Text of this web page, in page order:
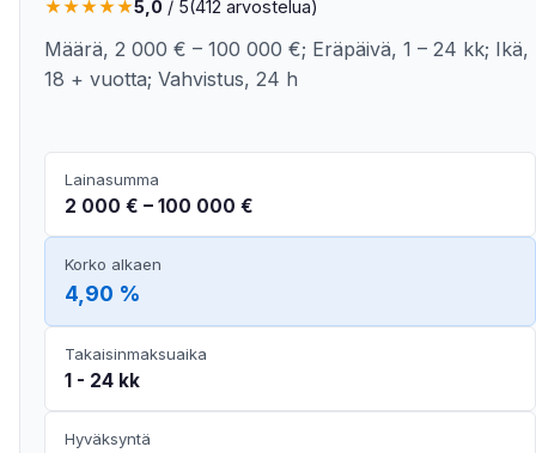
★★★★★5,0 / 5(412 arvostelua)
Määrä, 2 000 € – 100 000 €; Eräpäivä, 1 – 24 kk; Ikä,
18 + vuotta; Vahvistus, 24 h
Lainasumma
2 000 € – 100 000 €
Korko alkaen
4,90 %
Takaisinmaksuaika
1 - 24 kk
Hyväksyntä